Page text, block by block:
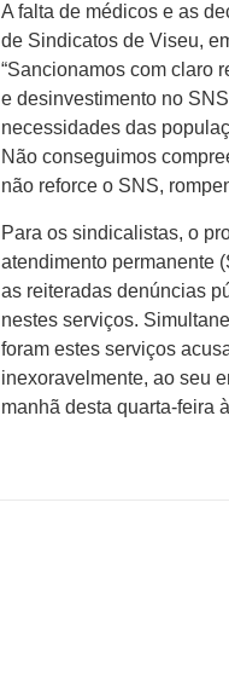
A falta de médicos e as
de Sindicatos de Viseu,
“Sancionamos com claro
e desinvestimento no
necessidades das
Não conseguimos
não reforce o SNS,
Para os sindicalistas, o
atendimento permanente
as reiteradas denúncias
nestes serviços.
foram estes serviços
inexoravelmente, ao seu
manhã desta quarta-feira